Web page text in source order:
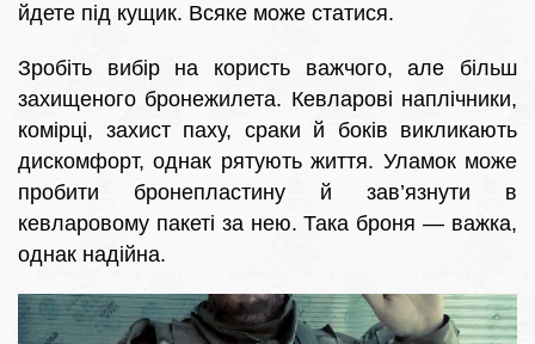
йдете під кущик. Всяке може статися.
Зробіть вибір на користь важчого, але більш
захищеного бронежилета. Кевларові наплічники,
комірці, захист паху, сраки й боків викликають
дискомфорт, однак рятують життя. Уламок може
пробити бронепластину й зав’язнути в
кевларовому пакеті за нею. Така броня — важка,
однак надійна.